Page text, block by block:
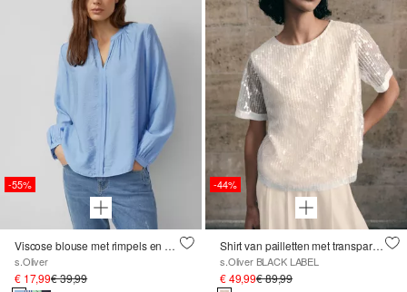
-55%
Viscose blouse met rimpels en all-over print
s.Oliver
€ 17,99€ 39,99
-44%
Shirt van pailletten met transparante mouwen en ronde halslijn
s.Oliver BLACK LABEL
€ 49,99€ 89,99